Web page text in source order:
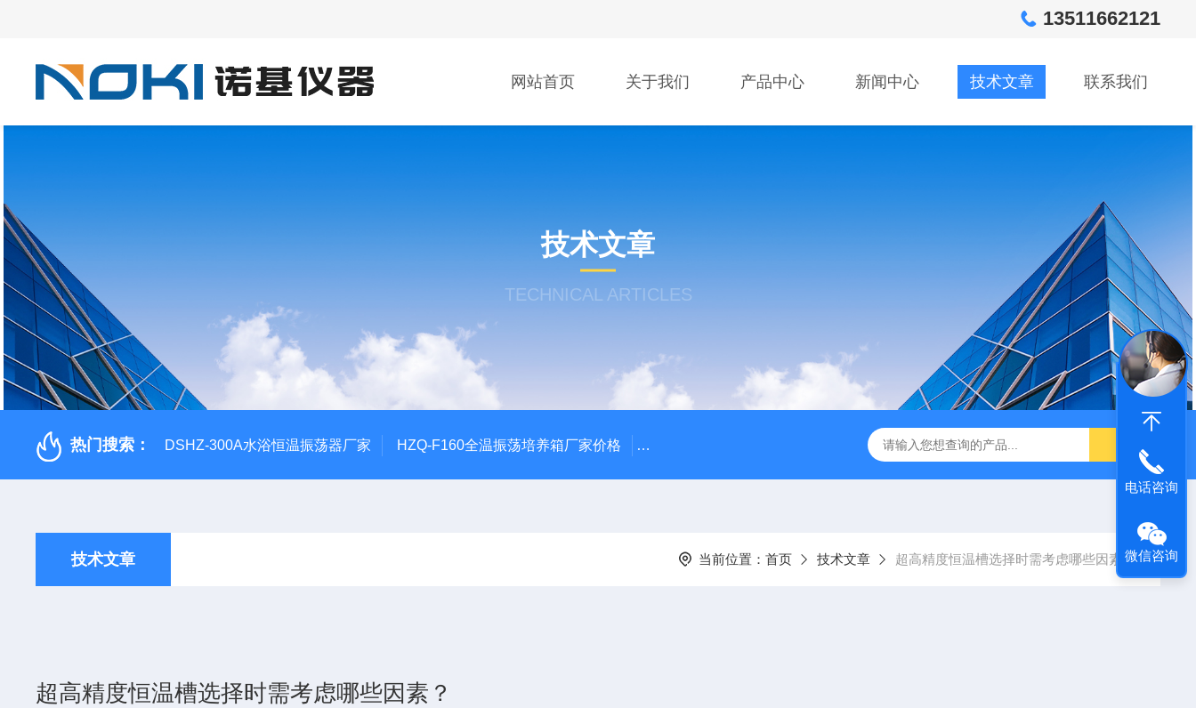
13511662121
网站首页 关于我们 产品中心 新闻中心 技术文章 联系我们
技术文章
TECHNICAL ARTICLES
热门搜索： DSHZ-300A水浴恒温振荡器厂家 HZQ-F160全温振荡培养箱厂家价格 GGC-D大型全自动翻转式振荡萃取器 诺基LSHZ-300冷冻水浴恒温振荡器厂家
技术文章 当前位置： 首页 技术文章 超高精度恒温槽选择时需考虑哪些因素？
超高精度恒温槽选择时需考虑哪些因素？
电话咨询
微信咨询